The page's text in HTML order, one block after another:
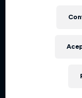
Videos